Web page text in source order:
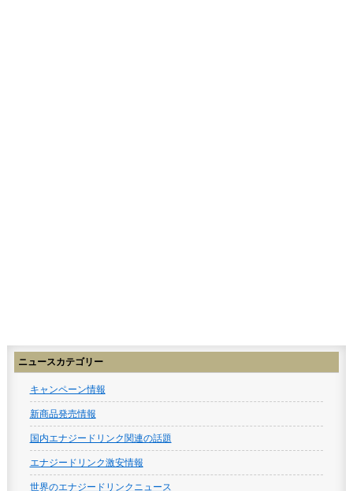
ニュースカテゴリー
キャンペーン情報
新商品発売情報
国内エナジードリンク関連の話題
エナジードリンク激安情報
世界のエナジードリンクニュース